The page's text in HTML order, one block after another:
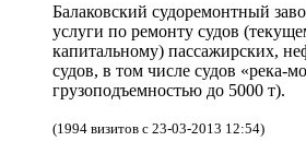
Балаковский судоремонтный
услуги по ремонту судов
капитальному) пассажирских,
судов, в том числе судов «река-
грузоподъемностью до 5000 т).
(1994 визитов с 23-03-2013 12:54)